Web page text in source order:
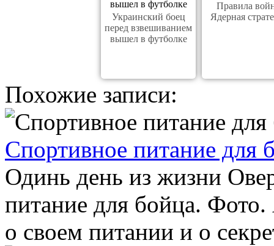
Украинский боец
перед взвешиванием
вышел в футболке
Правила
Ядерная
Похожие записи:
Спортивное питание
Одинь день из жизни
питание для бойца. Фото.
о своем питании и о